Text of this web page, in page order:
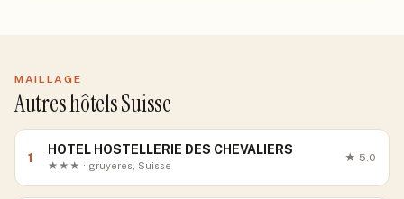
MAILLAGE
Autres hôtels Suisse
1
HOTEL HOSTELLERIE DES CHEVALIERS
★★★ · gruyeres, Suisse
★ 5.0